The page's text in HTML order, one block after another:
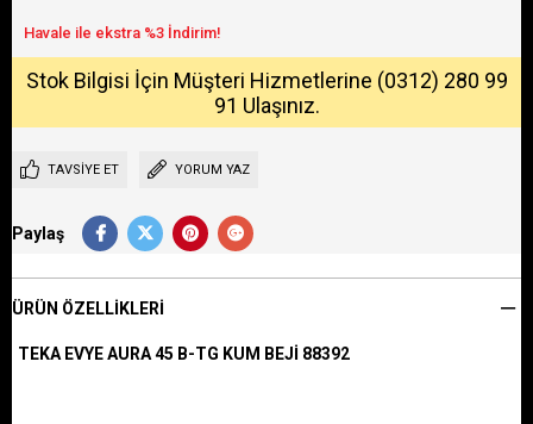
Stok Bilgisi İçin Müşteri Hizmetlerine (0312) 280 99
91 Ulaşınız.
TAVSIYE ET YORUM YAZ
Paylaş
ÜRÜN ÖZELLIKLERI
TEKA EVYE AURA 45 B-TG KUM BEJİ 88392